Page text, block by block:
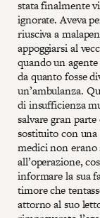
stata finalmente
ignorate. Aveva
riusciva a
appoggiarsi al
quando un
da quanto fosse
un’ambulanza.
di insufficienza
salvare gran
sostituito con una
medici non erano
all’operazione,
informare la sua
timore che
attorno al suo